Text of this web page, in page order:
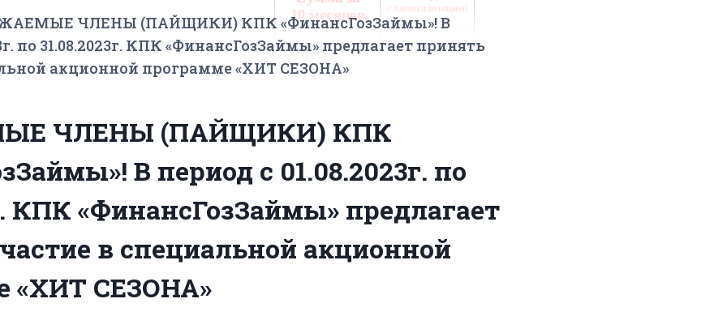
ЧЛЕНЫ (ПАЙЩИКИ) КПК «ФинансГозЗаймы»! В
по 31.08.2023г. КПК «ФинансГозЗаймы» предлагает принять
акционной программе «ХИТ СЕЗОНА»
ЧЛЕНЫ (ПАЙЩИКИ) КПК
В период с 01.08.2023г. по
КПК «ФинансГозЗаймы» предлагает
в специальной акционной
«ХИТ СЕЗОНА»